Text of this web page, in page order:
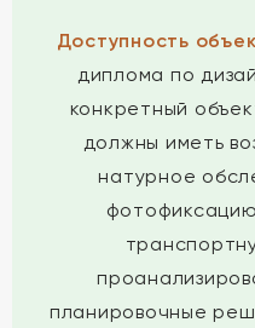
Доступность
диплома по
конкретный
должны иметь
натурное
планировочные